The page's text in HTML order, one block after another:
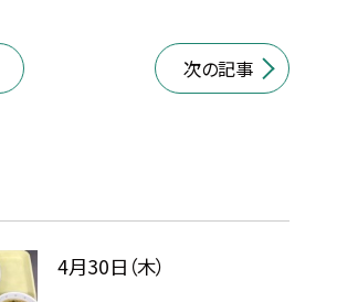
次の記事
4月30日（木）